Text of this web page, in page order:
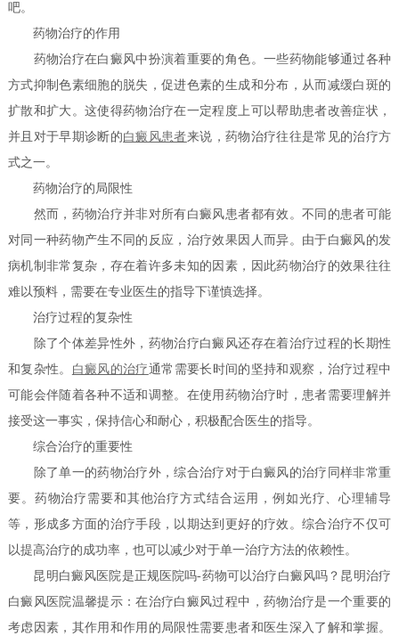
吧。
药物治疗的作用
药物治疗在白癜风中扮演着重要的角色。一些药物能够通过各种
方式抑制色素细胞的脱失，促进色素的生成和分布，从而减缓白斑的
扩散和扩大。这使得药物治疗在一定程度上可以帮助患者改善症状，
并且对于早期诊断的白癜风患者来说，药物治疗往往是常见的治疗方
式之一。
药物治疗的局限性
然而，药物治疗并非对所有白癜风患者都有效。不同的患者可能
对同一种药物产生不同的反应，治疗效果因人而异。由于白癜风的发
病机制非常复杂，存在着许多未知的因素，因此药物治疗的效果往往
难以预料，需要在专业医生的指导下谨慎选择。
治疗过程的复杂性
除了个体差异性外，药物治疗白癜风还存在着治疗过程的长期性
和复杂性。 白癜风的治疗通常需要长时间的坚持和观察，治疗过程中
可能会伴随着各种不适和调整。在使用药物治疗时，患者需要理解并
接受这一事实，保持信心和耐心，积极配合医生的指导。
综合治疗的重要性
除了单一的药物治疗外，综合治疗对于白癜风的治疗同样非常重
要。药物治疗需要和其他治疗方式结合运用，例如光疗、心理辅导
等，形成多方面的治疗手段，以期达到更好的疗效。综合治疗不仅可
以提高治疗的成功率，也可以减少对于单一治疗方法的依赖性。
昆明白癜风医院是正规医院吗-药物可以治疗白癜风吗？昆明治疗
白癜风医院温馨提示：在治疗白癜风过程中，药物治疗是一个重要的
考虑因素，其作用和作用的局限性需要患者和医生深入了解和掌握。